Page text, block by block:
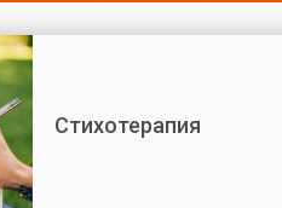
Стихотерапия